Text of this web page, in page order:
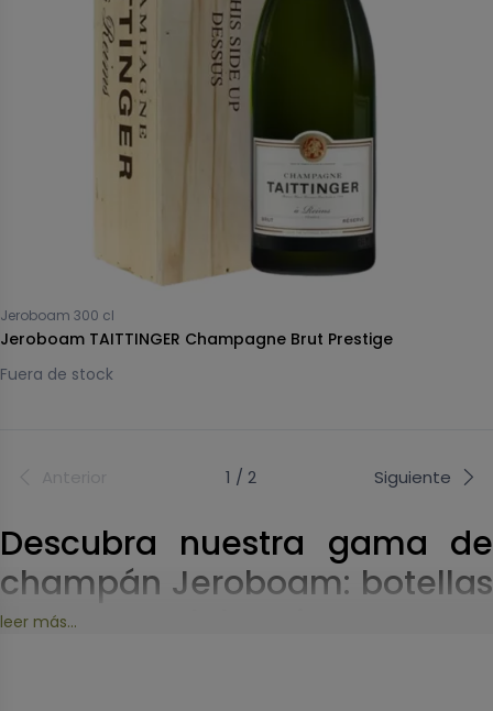
Descubra nuestra gama de
champán Jeroboam: botellas
para sus celebraciones
leer más...
Jeroboam 300 cl
Jeroboam TAITTINGER Champagne Brut Prestige
Fuera de stock
1 / 2 Siguiente